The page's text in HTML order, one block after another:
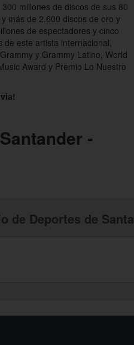
millones de discos de sus 80
más de 2.600 discos de oro y
de espectadores y cinco
de este artista internacional,
y Grammy Latino, World
Award y Premio Lo Nuestro
-
de Deportes de